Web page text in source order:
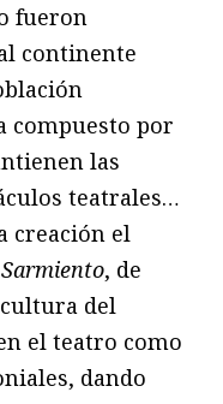
fueron
continente
compuesto por
las
teatrales…
creación el
, de
del
el teatro como
dando